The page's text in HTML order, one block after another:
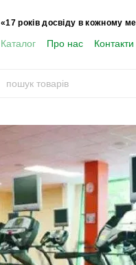
«17 років досвіду в кожному
Каталог Про нас Контакти